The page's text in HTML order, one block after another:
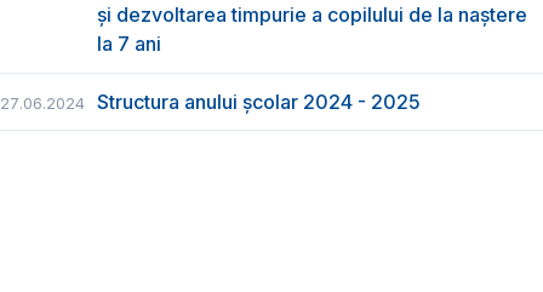
și dezvoltarea timpurie a copilului de la naștere
la 7 ani
27.06.2024 Structura anului școlar 2024 - 2025